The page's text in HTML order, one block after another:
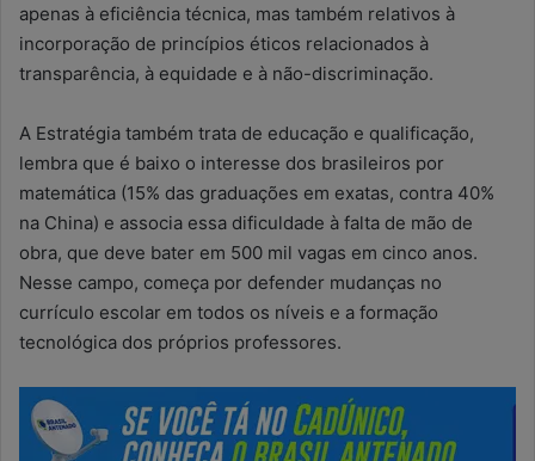
apenas à eficiência técnica, mas também relativos à
incorporação de princípios éticos relacionados à
transparência, à equidade e à não-discriminação.
A Estratégia também trata de educação e qualificação,
lembra que é baixo o interesse dos brasileiros por
matemática (15% das graduações em exatas, contra 40%
na China) e associa essa dificuldade à falta de mão de
obra, que deve bater em 500 mil vagas em cinco anos.
Nesse campo, começa por defender mudanças no
currículo escolar em todos os níveis e a formação
tecnológica dos próprios professores.